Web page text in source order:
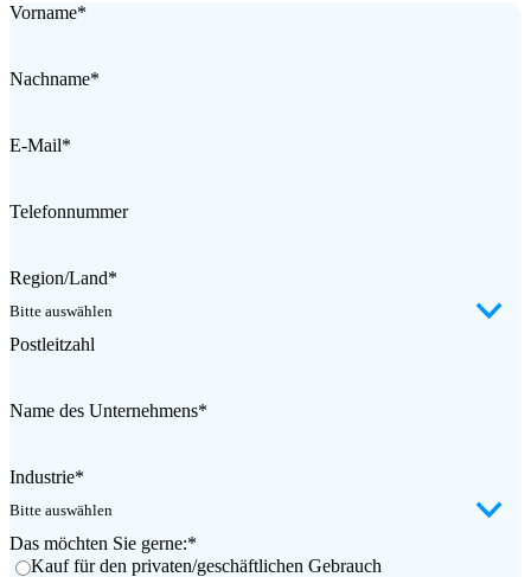
Vorname*
Nachname*
E-Mail*
Telefonnummer
Region/Land*
Postleitzahl
Name des Unternehmens*
Industrie*
Das möchten Sie gerne:*
Kauf für den privaten/geschäftlichen Gebrauch